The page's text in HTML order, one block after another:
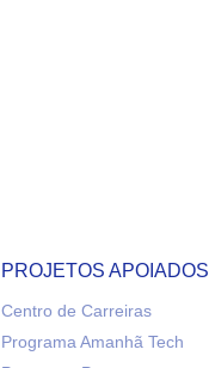
PROJETOS APOIADOS
Centro de Carreiras
Programa Amanhã Tech